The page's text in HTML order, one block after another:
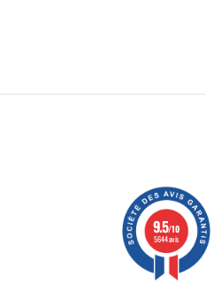
9.5/10
5644 avis